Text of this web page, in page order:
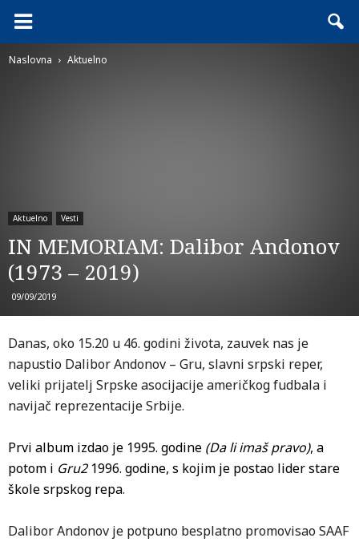
Naslovna Aktuelno
Aktuelno Vesti
IN MEMORIAM: Dalibor Andonov
(1973 – 2019)
09/09/2019
Danas, oko 15.20 u 46. godini života, zauvek nas je
napustio Dalibor Andonov – Gru, slavni srpski reper,
veliki prijatelj Srpske asocijacije američkog fudbala i
navijač reprezentacije Srbije.
Prvi album izdao je 1995. godine (Da li imaš pravo), a
potom i Gru2 1996. godine, s kojim je postao lider stare
škole srpskog repa.
Dalibor Andonov je potpuno besplatno promovisao SAAF